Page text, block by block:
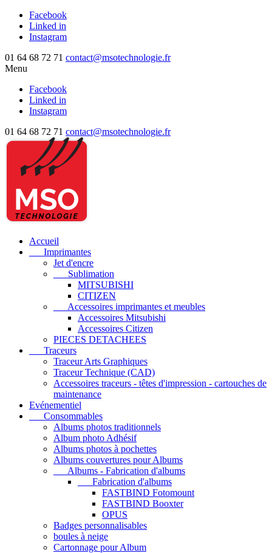
Facebook
Linked in
Instagram
01 64 68 72 71 contact@msotechnologie.fr
Menu
Facebook
Linked in
Instagram
01 64 68 72 71 contact@msotechnologie.fr
Accueil
Imprimantes
Jet d'encre
Sublimation
MITSUBISHI
CITIZEN
Accessoires imprimantes et meubles
Accessoires Mitsubishi
Accessoires Citizen
PIECES DETACHEES
Traceurs
Traceur Arts Graphiques
Traceur Technique (CAD)
Accessoires traceurs - têtes d'impression - cartouches de
maintenance
Evénementiel
Consommables
Albums photos traditionnels
Album photo Adhésif
Albums photos à pochettes
Albums couvertures pour Albums
Albums - Fabrication d'albums
Fabrication d'albums
FASTBIND Fotomount
FASTBIND Booxter
OPUS
Badges personnalisables
boules à neige
Cartonnage pour Album